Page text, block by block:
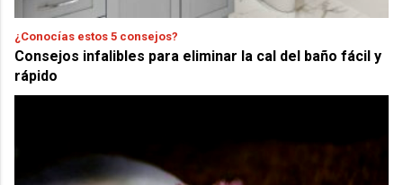
¿Conocías estos 5 consejos?
Consejos infalibles para eliminar la cal del baño fácil y
rápido